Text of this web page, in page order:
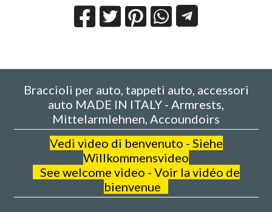
Braccioli per auto, tappeti auto, accessori
auto MADE IN ITALY - Armrests,
Mittelarmlehnen, Accoundoirs
Vedi video di benvenuto - Siehe
Willkommensvideo
See welcome video - Voir la vidéo de
bienvenue